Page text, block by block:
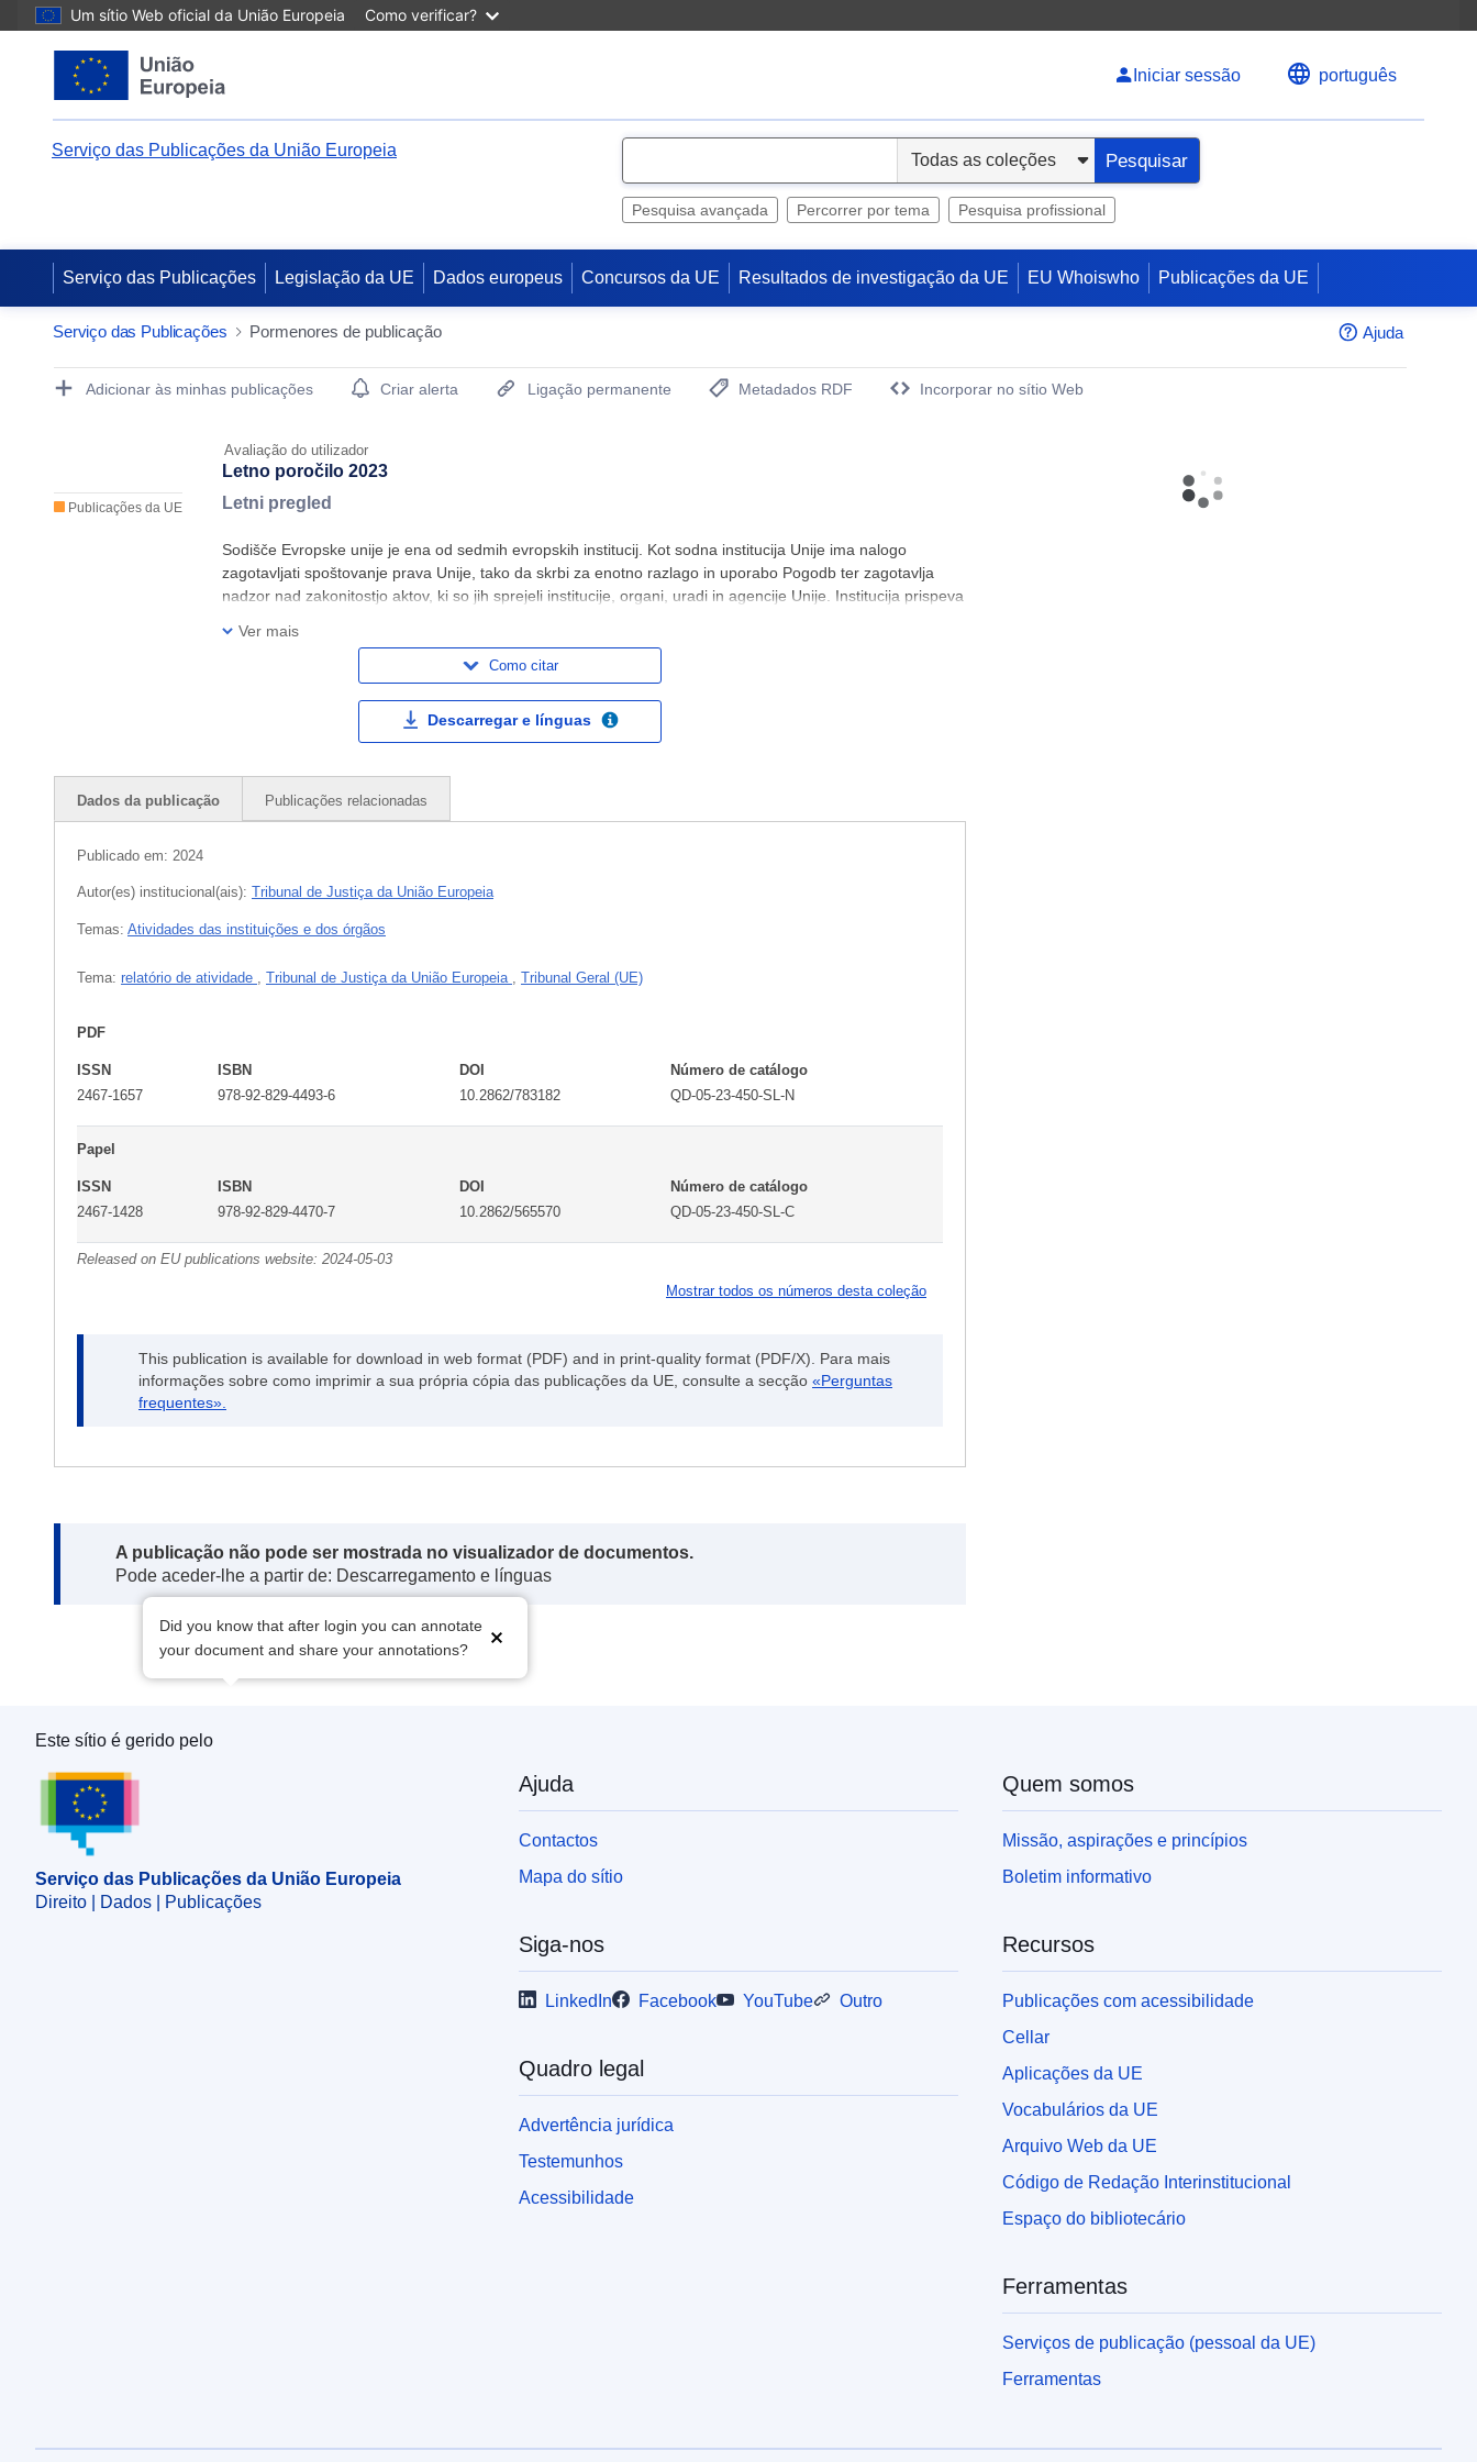
Um sítio Web oficial da União Europeia Como verificar?
Iniciar sessão português
Serviço das Publicações da União Europeia
e
Pesquisar
Pesquisa avançada Percorrer por tema Pesquisa profissional
Serviço das Publicações Legislação da UE Dados europeus Concursos da UE Resultados de investigação da UE EU Whoiswho Publicações da UE
Serviço das Publicações Pormenores de publicação Ajuda
Publication Detail Actions Portlet
Adicionar às minhas publicações Criar alerta Ligação permanente
Metadados RDF
Incorporar no sítio Web
Avaliação do utilizador
Publicações da UE
Letno poročilo 2023
Letni pregled
Sodišče Evropske unije je ena od sedmih evropskih institucij. Kot sodna institucija Unije ima nalogo
zagotavljati spoštovanje prava Unije, tako da skrbi za enotno razlago in uporabo Pogodb ter zagotavlja
nadzor nad zakonitostjo aktov, ki so jih sprejeli institucije, organi, uradi in agencije Unije. Institucija prispeva
Ver mais
Como citar
Descarregar e línguas
Dados da publicação Publicações relacionadas
Publicado em: 2024
Autor(es) institucional(ais): Tribunal de Justiça da União Europeia
Temas: Atividades das instituições e dos órgãos
Tema: relatório de atividade Tribunal de Justiça da União Europeia Tribunal Geral (UE)
PDF
ISSN
2467-1657
ISBN
978-92-829-4493-6
DOI
10.2862/783182
Número de catálogo
QD-05-23-450-SL-N
Papel
ISSN
2467-1428
ISBN
978-92-829-4470-7
DOI
10.2862/565570
Número de catálogo
QD-05-23-450-SL-C
Released on EU publications website: 2024-05-03
Mostrar todos os números desta coleção
This publication is available for download in web format (PDF) and in print-quality format (PDF/X). Para mais
informações sobre como imprimir a sua própria cópia das publicações da UE, consulte a secção «Perguntas
frequentes».
Note:
A publicação não pode ser mostrada no visualizador de documentos.
Pode aceder-lhe a partir de: Descarregamento e línguas
Did you know that after login you can annotate
your document and share your annotations?
Serviço das Publicações da União Europeia
Este sítio é gerido pelo
Serviço das Publicações da União Europeia
Direito | Dados | Publicações
Ajuda
Contactos
Mapa do sítio
Siga-nos
LinkedIn Facebook YouTube Outro
Quadro legal
Advertência jurídica
Testemunhos
Acessibilidade
Quem somos
Missão, aspirações e princípios
Boletim informativo
Recursos
Publicações com acessibilidade
Cellar
Aplicações da UE
Vocabulários da UE
Arquivo Web da UE
Código de Redação Interinstitucional
Espaço do bibliotecário
Ferramentas
Serviços de publicação (pessoal da UE)
Ferramentas